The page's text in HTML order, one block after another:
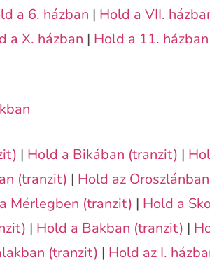
a 6. házban | Hold a VII.
a X. házban | Hold a 11. házban
| Hold a Bikában (tranzit) |
(tranzit) | Hold az
Mérlegben (tranzit) | Hold a
| Hold a Bakban (tranzit) |
(tranzit) | Hold az I.